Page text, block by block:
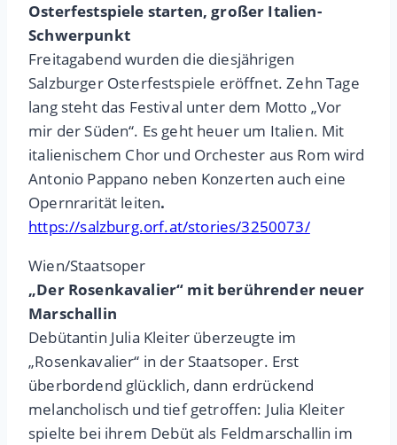
Osterfestspiele starten, großer Italien-
Schwerpunkt
Freitagabend wurden die diesjährigen
Salzburger Osterfestspiele eröffnet. Zehn Tage
lang steht das Festival unter dem Motto „Vor
mir der Süden“. Es geht heuer um Italien. Mit
italienischem Chor und Orchester aus Rom wird
Antonio Pappano neben Konzerten auch eine
Opernrarität leiten.
https://salzburg.orf.at/stories/3250073/
Wien/Staatsoper
„Der Rosenkavalier“ mit berührender neuer
Marschallin
Debütantin Julia Kleiter überzeugte im
„Rosenkavalier“ in der Staatsoper. Erst
überbordend glücklich, dann erdrückend
melancholisch und tief getroffen: Julia Kleiter
spielte bei ihrem Debüt als Feldmarschallin im